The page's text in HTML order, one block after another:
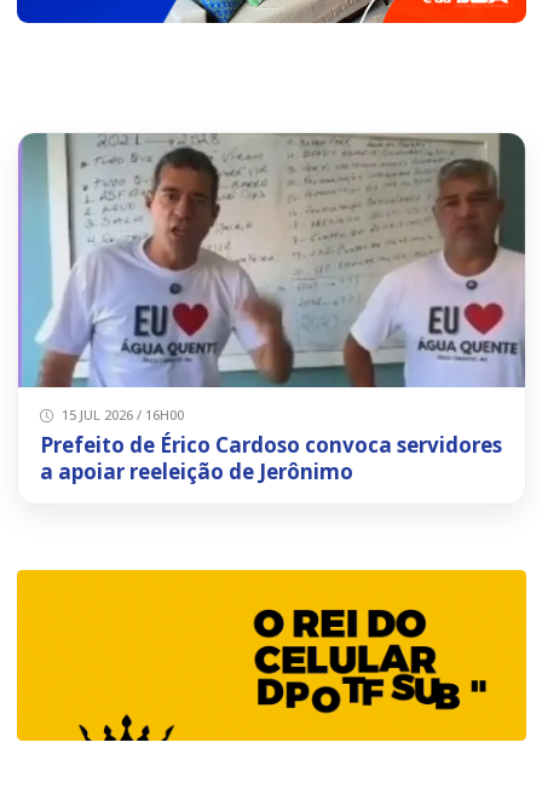
15 JUL 2026 / 16H00
Prefeito de Érico Cardoso convoca servidores
a apoiar reeleição de Jerônimo